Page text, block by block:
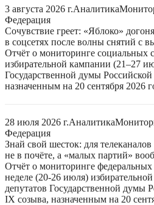
3 августа 2026 г.Аналитика
Федерация
Сочувствие греет: «Яблоко»
в соцсетях после волны снятий с
Отчёт о мониторинге социальных
избирательной кампании (21–27
Государственной думы
назначенным на 20 сентября 2026
28 июля 2026 г.Аналитика
Федерация
Знай свой шесток: для
не в почёте, а «малых партий»
Отчёт о мониторинге федеральных
неделе (20-26 июля)
депутатов Государственной думы
IX созыва, назначенным на 20